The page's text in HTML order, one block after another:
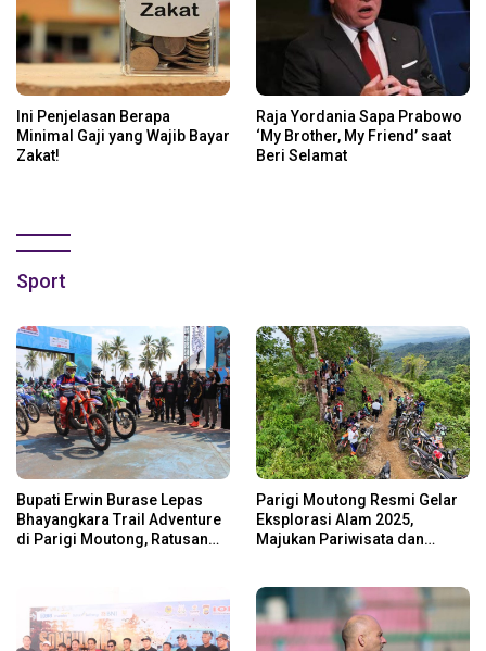
Ini Penjelasan Berapa
Minimal Gaji yang Wajib Bayar
Zakat!
Raja Yordania Sapa Prabowo
‘My Brother, My Friend’ saat
Beri Selamat
Sport
Bupati Erwin Burase Lepas
Bhayangkara Trail Adventure
di Parigi Moutong, Ratusan
Parigi Moutong Resmi Gelar
Eksplorasi Alam 2025,
Majukan Pariwisata dan